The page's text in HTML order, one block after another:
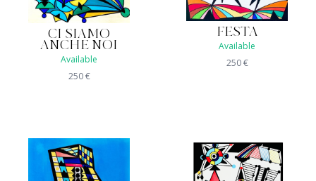
CI SIAMO
ANCHE NOI
Available
250€
FESTA
Available
250€